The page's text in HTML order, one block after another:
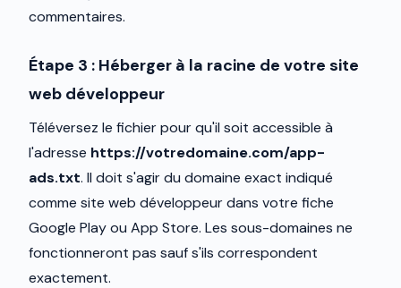
commentaires.
Étape 3 : Héberger à la racine de votre site
web développeur
Téléversez le fichier pour qu'il soit accessible à
l'adresse https://votredomaine.com/app-
ads.txt. Il doit s'agir du domaine exact indiqué
comme site web développeur dans votre fiche
Google Play ou App Store. Les sous-domaines ne
fonctionneront pas sauf s'ils correspondent
exactement.